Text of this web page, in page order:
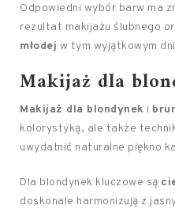
Odpowiedni wybór barw ma
rezultat makijażu ślubnego
młodej w tym wyjątkowym
Makijaż dla
Makijaż dla blondynek i
kolorystyką, ale także
uwydatnić naturalne piękno
Dla blondynek kluczowe są
doskonale harmonizują z